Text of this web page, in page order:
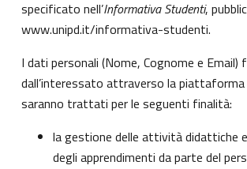
specificato nell’Informativa Studenti,
www.unipd.it/informativa-studenti.
I dati personali (Nome, Cognome e Email)
dall’interessato attraverso la
saranno trattati per le seguenti finalità:
la gestione delle attività didattiche
degli apprendimenti da parte del